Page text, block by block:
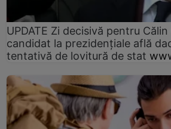
UPDATE Zi decisivă pentru
candidat la prezidențiale află
tentativă de lovitură de stat